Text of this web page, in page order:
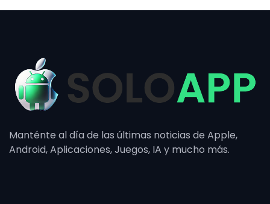
Manténte al día de las últimas noticias de Apple,
Android, Aplicaciones, Juegos, IA y mucho más.